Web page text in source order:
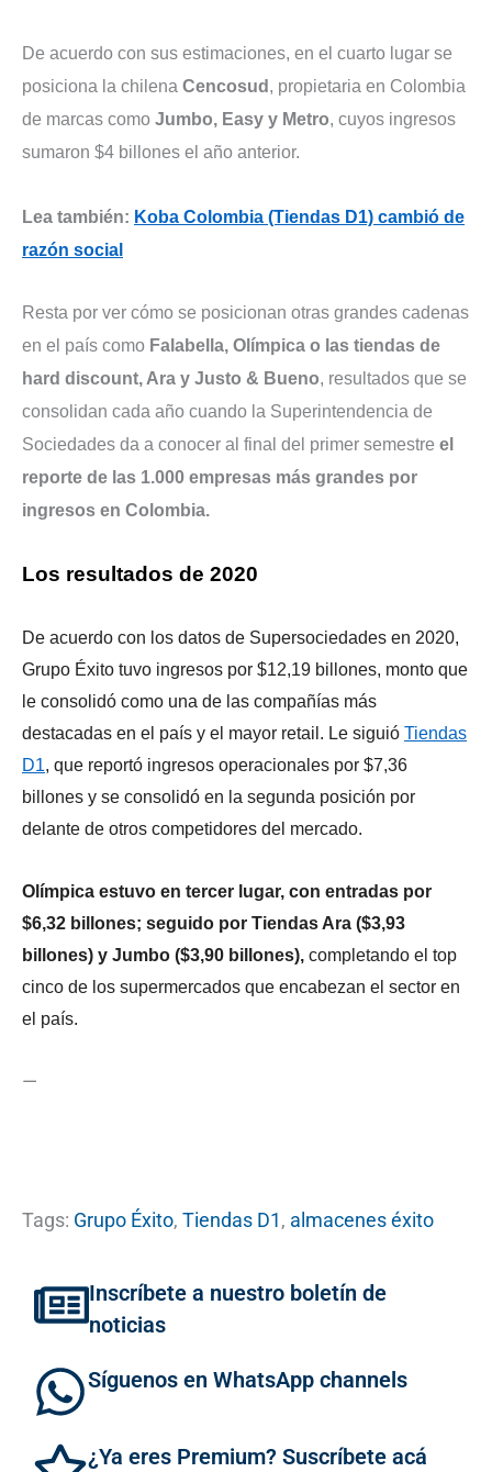
De acuerdo con sus estimaciones, en el cuarto lugar se
posiciona la chilena Cencosud , propietaria en Colombia
de marcas como Jumbo, Easy y Metro, cuyos ingresos
sumaron $4 billones el año anterior.
Lea también: Koba Colombia (Tiendas D1) cambió de
razón social
Resta por ver cómo se posicionan otras grandes cadenas
en el país como Falabella, Olímpica o las tiendas de
hard discount, Ara y Justo & Bueno, resultados que se
consolidan cada año cuando la Superintendencia de
Sociedades da a conocer al final del primer semestre el
reporte de las 1.000 empresas más grandes por
ingresos en Colombia.
Los resultados de 2020
De acuerdo con los datos de Supersociedades en 2020,
Grupo Éxito tuvo ingresos por $12,19 billones, monto que
le consolidó como una de las compañías más
destacadas en el país y el mayor retail. Le siguió Tiendas
D1, que reportó ingresos operacionales por $7,36
billones y se consolidó en la segunda posición por
delante de otros competidores del mercado.
Olímpica estuvo en tercer lugar, con entradas por
$6,32 billones; seguido por Tiendas Ara ($3,93
billones) y Jumbo ($3,90 billones), completando el top
cinco de los supermercados que encabezan el sector en
el país.
—
Tags: Grupo Éxito, Tiendas D1, almacenes éxito
Inscríbete a nuestro boletín de
noticias
Síguenos en WhatsApp channels
¿Ya eres Premium? Suscríbete acá